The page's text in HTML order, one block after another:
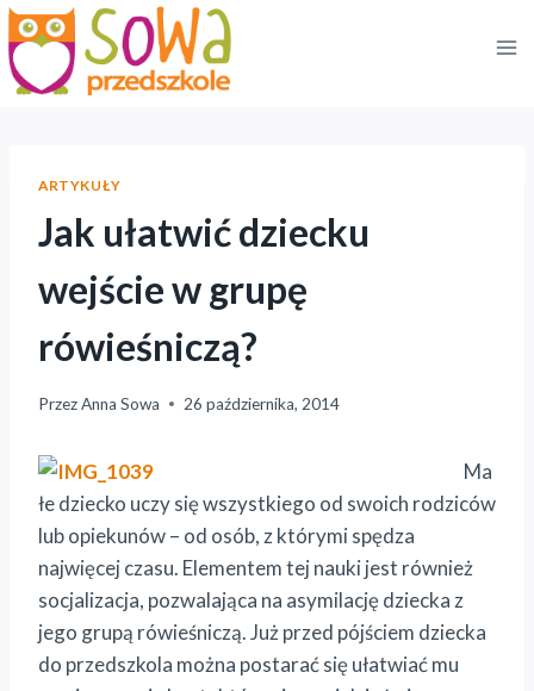
Przejdź
do
treści
ARTYKUŁY
Jak ułatwić dziecku
wejście w grupę
rówieśniczą?
PrzezAnna Sowa 26 października, 2014
Ma
łe dziecko uczy się wszystkiego od swoich rodziców
lub opiekunów – od osób, z którymi spędza
najwięcej czasu. Elementem tej nauki jest również
socjalizacja, pozwalająca na asymilację dziecka z
jego grupą rówieśniczą. Już przed pójściem dziecka
do przedszkola można postarać się ułatwiać mu